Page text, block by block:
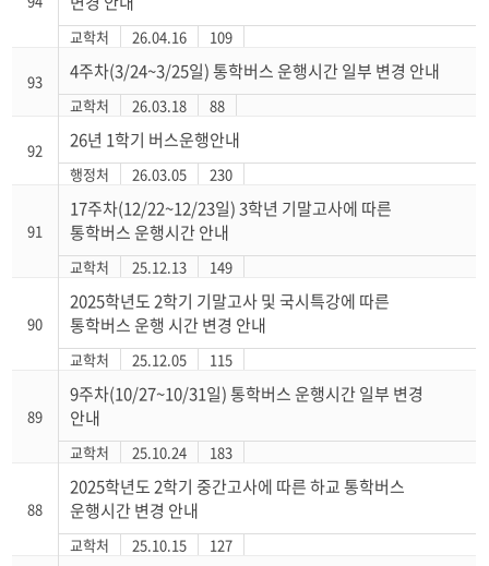
교학처 26.04.16 109
93 4주차(3/24~3/25일) 통학버스 운행시간 일부 변경 안내
교학처 26.03.18 88
92 26년 1학기 버스운행안내
행정처 26.03.05 230
91
17주차(12/22~12/23일) 3학년 기말고사에 따른
통학버스 운행시간 안내
교학처 25.12.13 149
90
2025학년도 2학기 기말고사 및 국시특강에 따른
통학버스 운행 시간 변경 안내
교학처 25.12.05 115
89
9주차(10/27~10/31일) 통학버스 운행시간 일부 변경
안내
교학처 25.10.24 183
88
2025학년도 2학기 중간고사에 따른 하교 통학버스
운행시간 변경 안내
교학처 25.10.15 127